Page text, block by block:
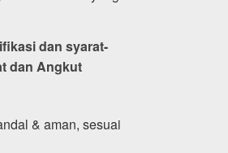
dan syarat-
dan Angkut
& aman, sesuai